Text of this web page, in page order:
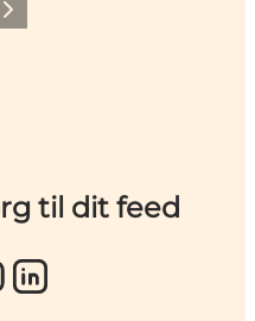
Næste
til dit feed